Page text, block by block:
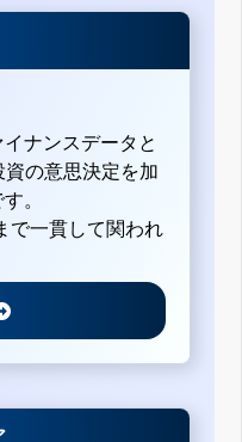
ナンスデータと
の意思決定を加
。
で一貫して関われ